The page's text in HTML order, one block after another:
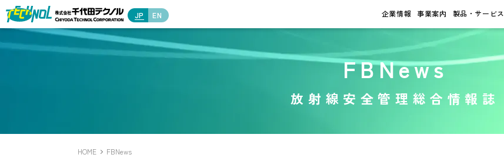
JP EN 企業情報 事業案内 製品・サービス
FBNews
放射線安全管理総合情報誌
HOME FBNews